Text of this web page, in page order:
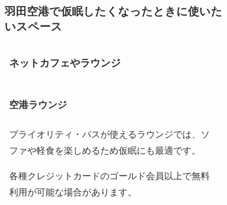
羽田空港で仮眠したくなったときに使いた
いスペース
ネットカフェやラウンジ
空港ラウンジ
プライオリティ・パスが使えるラウンジでは、ソ
ファや軽食を楽しめるため仮眠にも最適です。
各種クレジットカードのゴールド会員以上で無料
利用が可能な場合があります。